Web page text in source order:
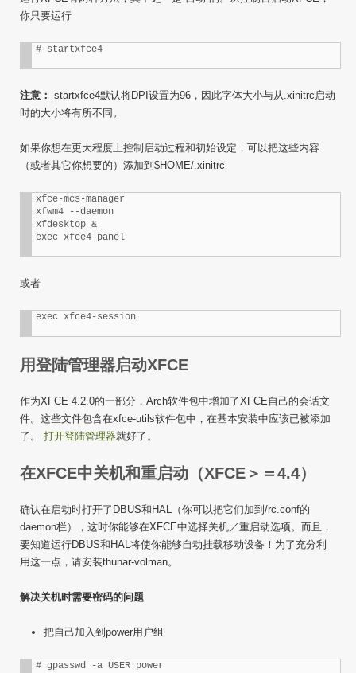
你只要运行
注意： startxfce4默认将DPI设置为96，因此字体大小与从.xinitrc启动
时的大小将有所不同。
如果你想在更大程度上控制启动过程和初始设定，可以把这些内容
（或者其它你想要的）添加到$HOME/.xinitrc
xfce-mcs-manager
xfwm4 --daemon
xfdesktop &
或者
用登陆管理器启动XFCE
作为XFCE 4.2.0的一部分，Arch软件包中增加了XFCE自己的会话文
件。这些文件包含在xfce-utils软件包中，在基本安装中应该已被添加
了。
打开登陆管理器就好了。
在XFCE中关机和重启动（XFCE＞＝4.4）
确认在启动时打开了DBUS和HAL（你可以把它们加到/rc.conf的
daemon栏），这时你能够在XFCE中选择关机／重启动选项。而且，
要知道运行DBUS和HAL将使你能够自动挂载移动设备！为了充分利
用这一点，请安装thunar-volman。
解决关机时需要密码的问题
把自己加入到power用户组